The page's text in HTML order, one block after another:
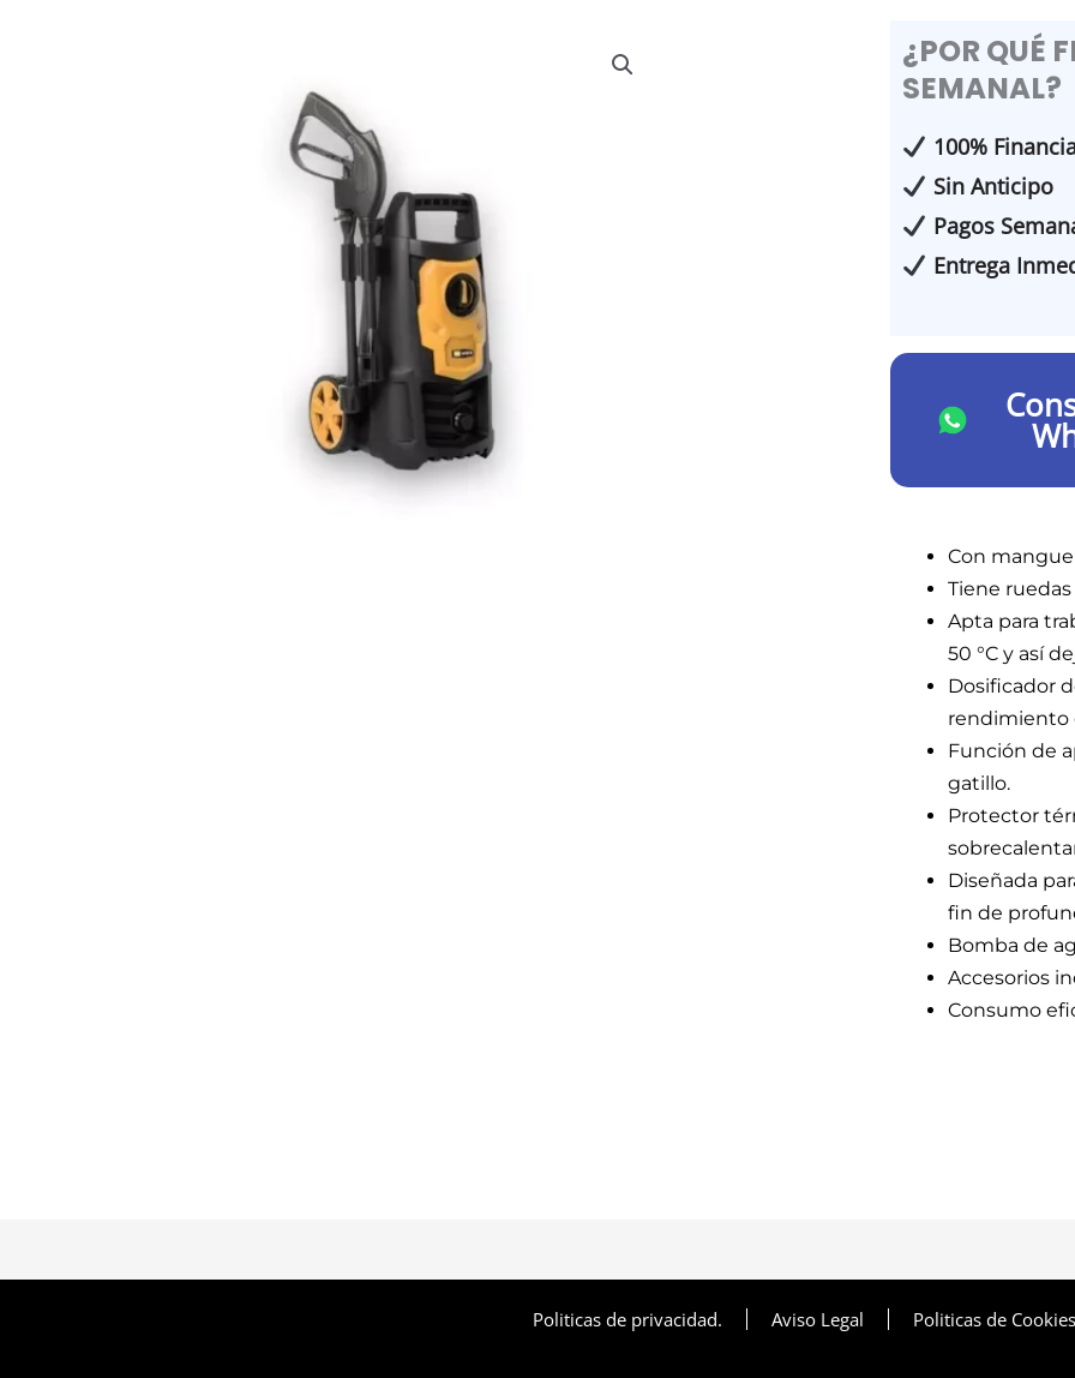
¿POR QUÉ
SEMANAL?
100%
Sin Anticipo
Pagos
Entrega
Con
Tiene
Apta para
50 °C y así
Dosificador
rendimiento
Función de
gatillo.
Protector
Diseñada
fin de
Bomba de
Accesorios
Consumo
Politicas de privacidad. Aviso Legal Politicas de